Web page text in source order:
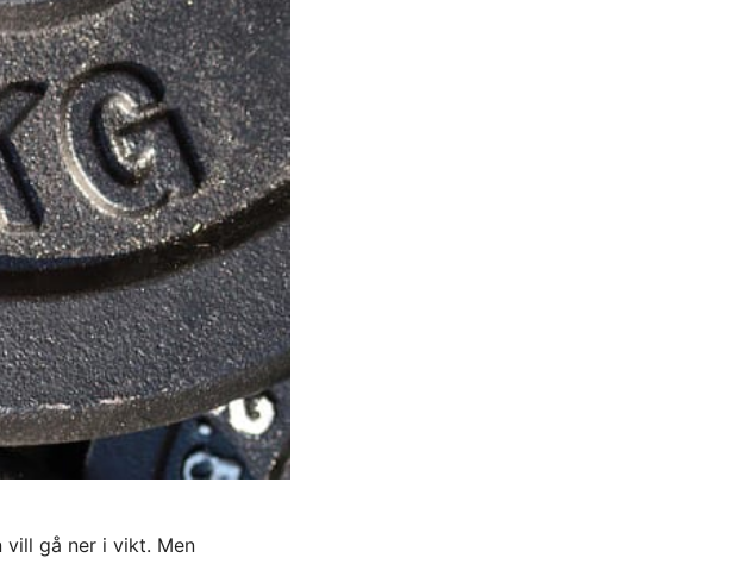
vill gå ner i vikt. Men